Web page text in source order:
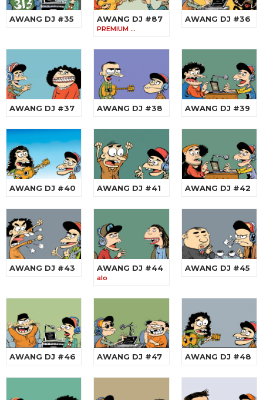
AWANG DJ #35 AWANG DJ #87
PREMIUM …
AWANG DJ #36
AWANG DJ #37 AWANG DJ #38 AWANG DJ #39
AWANG DJ #40 AWANG DJ #41 AWANG DJ #42
AWANG DJ #43 AWANG DJ #44
alo
AWANG DJ #45
AWANG DJ #46 AWANG DJ #47 AWANG DJ #48